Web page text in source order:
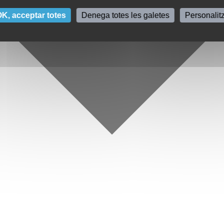
acceptar totes Denega totes les galetes